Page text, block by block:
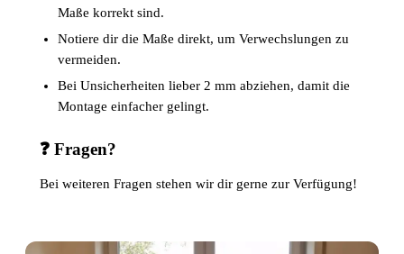
Maße korrekt sind.
Notiere dir die Maße direkt, um Verwechslungen zu
vermeiden.
Bei Unsicherheiten lieber 2 mm abziehen, damit die
Montage einfacher gelingt.
❓ Fragen?
Bei weiteren Fragen stehen wir dir gerne zur Verfügung!